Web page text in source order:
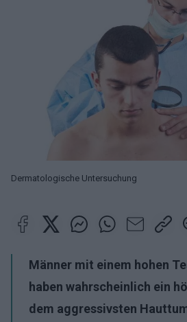
Dermatologische Untersuchung
Männer mit einem hohen
haben wahrscheinlich ein
dem aggressivsten